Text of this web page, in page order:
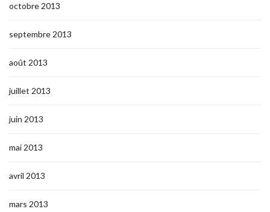
octobre 2013
septembre 2013
août 2013
juillet 2013
juin 2013
mai 2013
avril 2013
mars 2013